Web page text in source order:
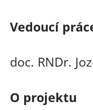
Vedoucí
doc. RNDr.
O projektu